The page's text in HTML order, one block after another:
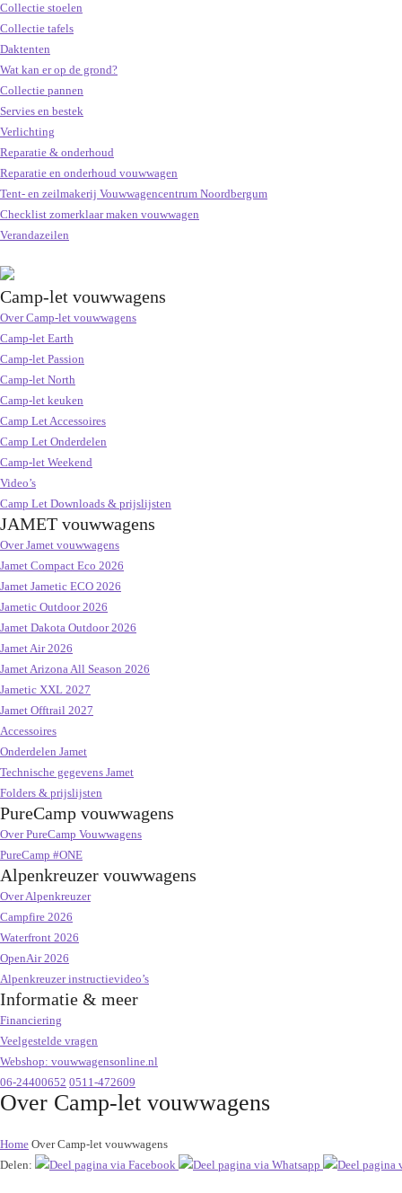
Collectie stoelen
Collectie tafels
Daktenten
Wat kan er op de grond?
Collectie pannen
Servies en bestek
Verlichting
Reparatie & onderhoud
Reparatie en onderhoud vouwwagen
Tent- en zeilmakerij Vouwwagencentrum Noordbergum
Checklist zomerklaar maken vouwwagen
Verandazeilen
Camp-let vouwwagens
Over Camp-let vouwwagens
Camp-let Earth
Camp-let Passion
Camp-let North
Camp-let keuken
Camp Let Accessoires
Camp Let Onderdelen
Camp-let Weekend
Video’s
Camp Let Downloads & prijslijsten
JAMET vouwwagens
Over Jamet vouwwagens
Jamet Compact Eco 2026
Jamet Jametic ECO 2026
Jametic Outdoor 2026
Jamet Dakota Outdoor 2026
Jamet Air 2026
Jamet Arizona All Season 2026
Jametic XXL 2027
Jamet Offtrail 2027
Accessoires
Onderdelen Jamet
Technische gegevens Jamet
Folders & prijslijsten
PureCamp vouwwagens
Over PureCamp Vouwwagens
PureCamp #ONE
Alpenkreuzer vouwwagens
Over Alpenkreuzer
Campfire 2026
Waterfront 2026
OpenAir 2026
Alpenkreuzer instructievideo’s
Informatie & meer
Financiering
Veelgestelde vragen
Webshop: vouwwagensonline.nl
06-24400652 0511-472609
Over Camp-let vouwwagens
Home Over Camp-let vouwwagens
Delen: